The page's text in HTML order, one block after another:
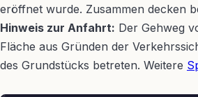
eröffnet wurde. Zusammen decken
Hinweis zur Anfahrt: Der Gehweg
Fläche aus Gründen der
des Grundstücks betreten. Weitere